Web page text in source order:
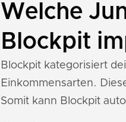
Welche
Blockpit
Blockpit kategorisiert
Einkommensarten.
Somit kann Blockpit